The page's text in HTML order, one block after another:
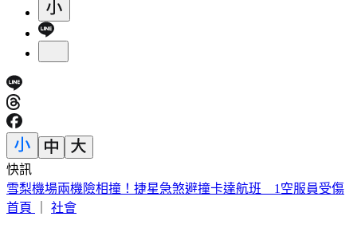
快訊
周子瑜、葉舒華入圍2026全球百大美女 林莎首上榜
首頁
社會